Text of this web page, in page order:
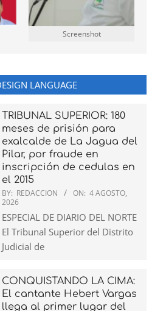
Screenshot
LANGUAGE
TRIBUNAL SUPERIOR: 180
meses de prisión para
exalcalde de La Jagua del
Pilar, por fraude en
inscripción de cedulas en
el 2015
BY: REDACCION ON: 4 AGOSTO,
2026
ESPECIAL DE DIARIO DEL NORTE
El Tribunal Superior del Distrito
Judicial de
CONQUISTANDO LA CIMA:
El cantante Hebert Vargas
llega al primer lugar del